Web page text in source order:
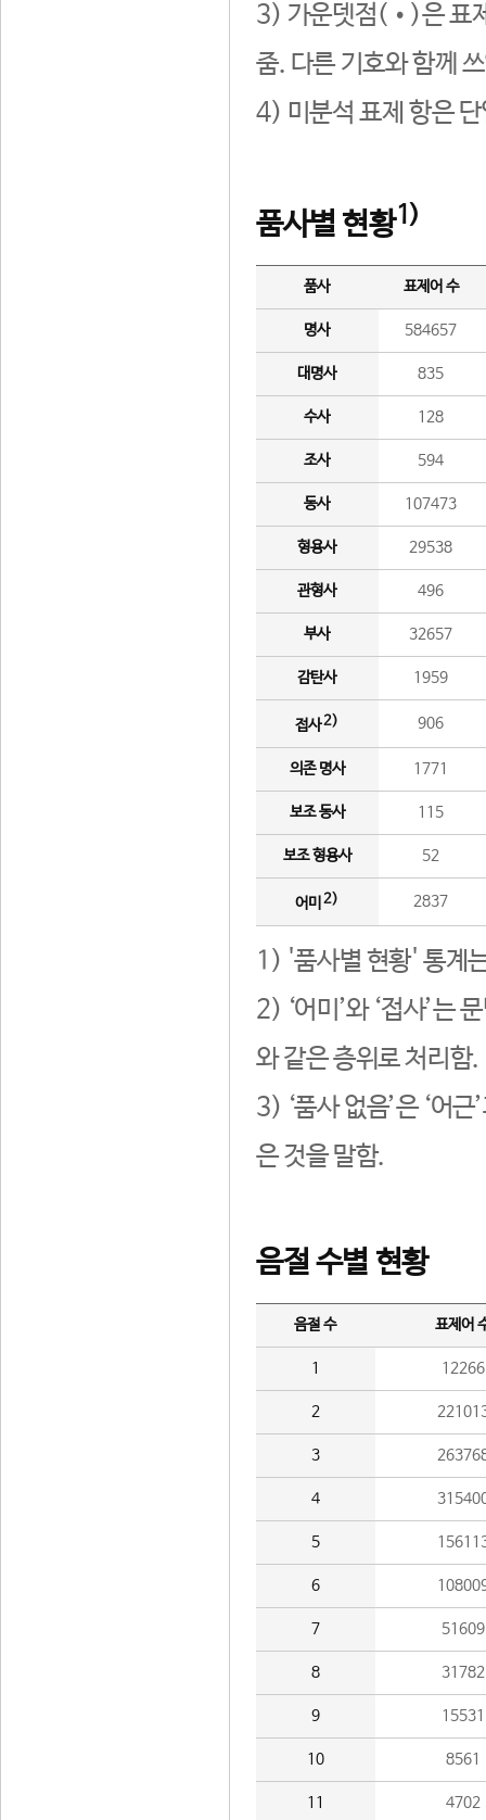
3) 가운뎃점(•)은 표
줌. 다른 기호와 함께
4) 미분석 표제 항은
품사별 현황1)
품사 표제어 수
명사 584657
대명사 835
수사 128
조사 594
동사 107473
형용사 29538
관형사 496
부사 32657
감탄사 1959
접사2) 906
의존 명사 1771
보조 동사 115
보조 형용사 52
어미 2) 2837
1) '품사별 현황' 통계
2) ‘어미’와 ‘접사’는
와 같은 층위로 처리함.
3) ‘품사 없음’은 ‘어
은 것을 말함.
음절 수별 현황
음절 수 표제어
1 12266
2
3
4
5
6
7 51609
8 31782
9 15531
10 8561
11 4702